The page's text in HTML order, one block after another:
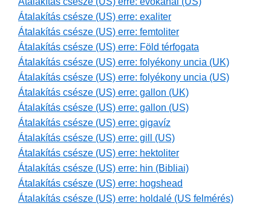
Átalakítás csésze (US) erre: exaliter
Átalakítás csésze (US) erre: femtoliter
Átalakítás csésze (US) erre: Föld térfogata
Átalakítás csésze (US) erre: folyékony uncia (UK)
Átalakítás csésze (US) erre: folyékony uncia (US)
Átalakítás csésze (US) erre: gallon (UK)
Átalakítás csésze (US) erre: gallon (US)
Átalakítás csésze (US) erre: gigavíz
Átalakítás csésze (US) erre: gill (US)
Átalakítás csésze (US) erre: hektoliter
Átalakítás csésze (US) erre: hin (Bibliai)
Átalakítás csésze (US) erre: hogshead
Átalakítás csésze (US) erre: holdalé (US felmérés)